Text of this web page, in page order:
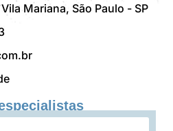
Mariana, São Paulo - SP